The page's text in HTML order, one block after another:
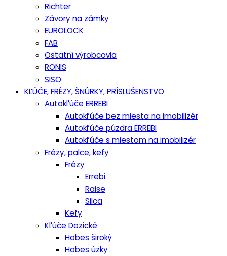
Richter
Závory na zámky
EUROLOCK
FAB
Ostatní výrobcovia
RONIS
SISO
KĽÚČE, FRÉZY, ŠNÚRKY, PRÍSLUŠENSTVO
Autokľúče ERREBI
Autokľúče bez miesta na imobilizér
Autokľúče púzdra ERREBI
Autokľúče s miestom na imobilizér
Frézy, palce, kefy
Frézy
Errebi
Raise
Silca
Kefy
Kľúče Dozické
Hobes široký
Hobes úzky